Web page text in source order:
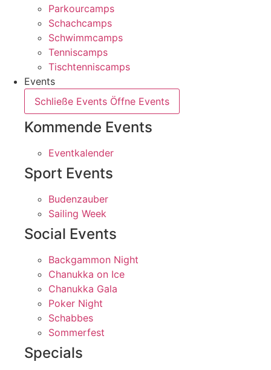
Parkourcamps
Schachcamps
Schwimmcamps
Tenniscamps
Tischtenniscamps
Events
Schließe Events Öffne Events
Kommende Events
Eventkalender
Sport Events
Budenzauber
Sailing Week
Social Events
Backgammon Night
Chanukka on Ice
Chanukka Gala
Poker Night
Schabbes
Sommerfest
Specials